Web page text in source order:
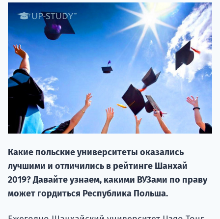
Какие польские университеты оказались
лучшими и отличились в рейтинге Шанхай
2019? Давайте узнаем, какими ВУЗами по праву
может гордиться Республика Польша.
НАБОР